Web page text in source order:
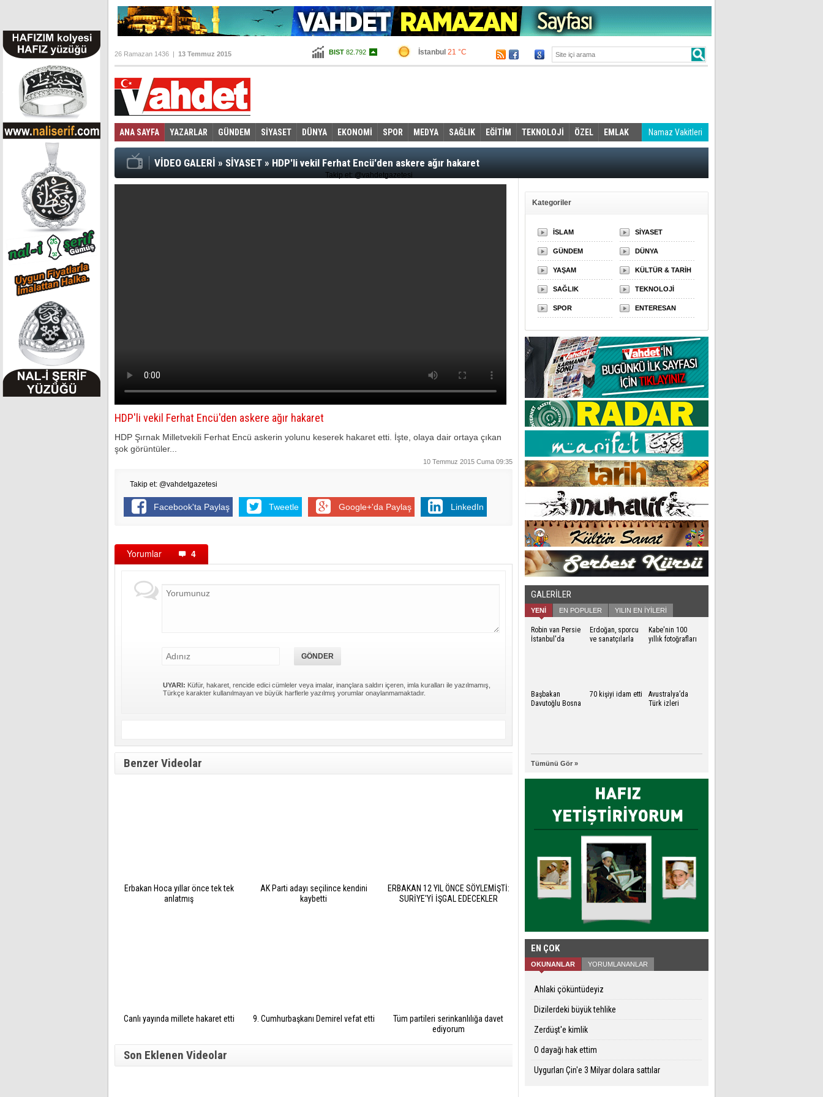
BIST 82.792 İstanbul 21 °C
Namaz Vakitleri
26 Ramazan 1436 | 13 Temmuz 2015
ANA SAYFA YAZARLAR GÜNDEM SİYASET DÜNYA EKONOMİ SPOR MEDYA SAĞLIK EĞİTİM TEKNOLOJİ ÖZEL EMLAK
Foto Galeri Video Galeri
VİDEO GALERİ » SİYASET » HDP'li vekil Ferhat Encü'den askere ağır hakaret
HDP'li vekil Ferhat Encü'den askere ağır hakaret
HDP Şırnak Milletvekili Ferhat Encü askerin yolunu keserek hakaret etti. İşte, olaya dair ortaya çıkan
şok görüntüler...
10 Temmuz 2015 Cuma 09:35
Takip et: @vahdetgazetesi
Facebook'ta Paylaş Tweetle Google+'da Paylaş LinkedIn
Yorumlar 4
UYARI: Küfür, hakaret, rencide edici cümleler veya imalar, inançlara saldırı içeren, imla kuralları ile yazılmamış,
Türkçe karakter kullanılmayan ve büyük harflerle yazılmış yorumlar onaylanmamaktadır.
Benzer Videolar
Erbakan Hoca yıllar önce tek tek
anlatmış
AK Parti adayı seçilince kendini
kaybetti
ERBAKAN 12 YIL ÖNCE SÖYLEMİŞTİ:
SURİYE'Yİ İŞGAL EDECEKLER
Canlı yayında millete hakaret etti 9. Cumhurbaşkanı Demirel vefat etti
Tüm partileri serinkanlılığa davet
ediyorum
Son Eklenen Videolar
Kategoriler
İSLAM SİYASET
GÜNDEM DÜNYA
YAŞAM KÜLTÜR & TARİH
SAĞLIK TEKNOLOJİ
SPOR ENTERESAN
GALERİLER
YENİ EN POPULER YILIN EN İYİLERİ
Robin van Persie
İstanbul'da
Erdoğan, sporcu
ve sanatçılarla
Kabe'nin 100
yıllık fotoğrafları
Başbakan
Davutoğlu Bosna
70 kişiyi idam etti
Avustralya’da
Türk izleri
Tümünü Gör »
EN ÇOK
OKUNANLAR YORUMLANANLAR
Ahlaki çöküntüdeyiz
Dizilerdeki büyük tehlike
Zerdüşt'e kimlik
O dayağı hak ettim
Uygurları Çin'e 3 Milyar dolara sattılar
Takip et: @vahdetgazetesi